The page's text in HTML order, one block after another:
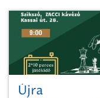
Újra